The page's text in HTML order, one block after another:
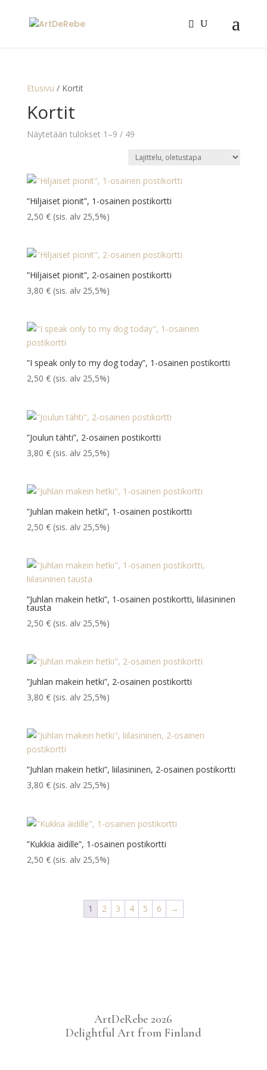
Etusivu / Kortit
Kortit
Näytetään tulokset 1–9 / 49
”Hiljaiset pionit”, 1-osainen postikortti
2,50 € (sis. alv 25,5%)
”Hiljaiset pionit”, 2-osainen postikortti
3,80 € (sis. alv 25,5%)
”I speak only to my dog today”, 1-osainen postikortti
2,50 € (sis. alv 25,5%)
”Joulun tähti”, 2-osainen postikortti
3,80 € (sis. alv 25,5%)
”Juhlan makein hetki”, 1-osainen postikortti
2,50 € (sis. alv 25,5%)
”Juhlan makein hetki”, 1-osainen postikortti, liilasininen
tausta
2,50 € (sis. alv 25,5%)
”Juhlan makein hetki”, 2-osainen postikortti
3,80 € (sis. alv 25,5%)
”Juhlan makein hetki”, liilasininen, 2-osainen postikortti
3,80 € (sis. alv 25,5%)
”Kukkia äidille”, 1-osainen postikortti
2,50 € (sis. alv 25,5%)
1 2 3 4 5 6 →
ArtDeRebe 2026
Delightful Art from Finland